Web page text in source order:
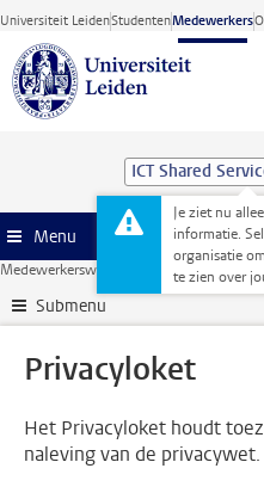
Ga direct naar de inhoud
Universiteit LeidenStudentenMedewerkers
ICT Shared
Je ziet nu
informatie.
organisatie
te zien over
Menu
Medewerkerswebsite Privacyloket
Submenu
Privacyloket
Het Privacyloket houdt
naleving van de privacywet.